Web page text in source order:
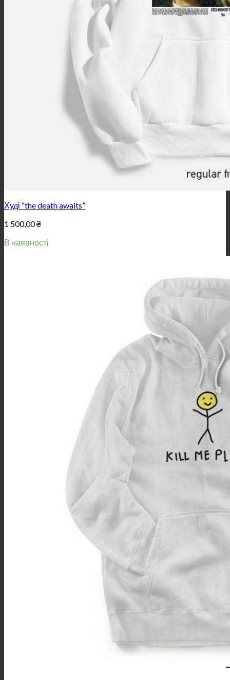
Худі “the death awaits”
1 500,00₴
В наявності